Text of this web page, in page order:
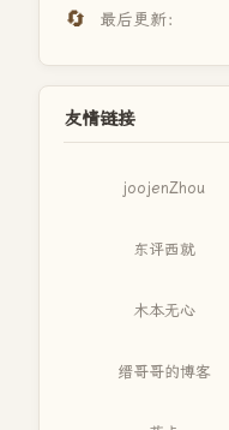
🔄 最后更新：
友情链接
joojenZhou
东评西就
木本无心
缙哥哥的博客